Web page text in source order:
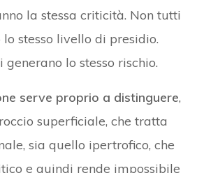
la stessa criticità. Non tutti
stesso livello di presidio.
lo stesso rischio.
serve proprio a distinguere,
superficiale, che tratta
sia quello ipertrofico, che
e quindi rende impossibile